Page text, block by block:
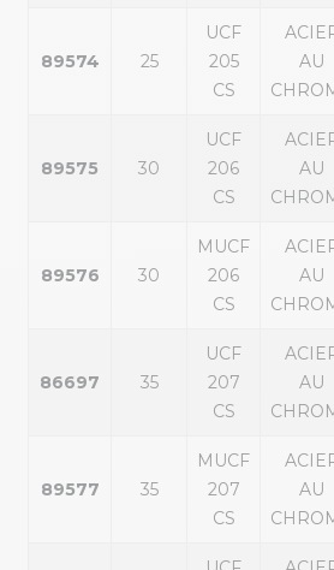
89574 25
UCF
205
CS
AU
89575 30
UCF
206
CS
AU
89576 30
MUCF
206
CS
AU
86697 35
UCF
207
CS
AU
89577 35
MUCF
207
CS
AU